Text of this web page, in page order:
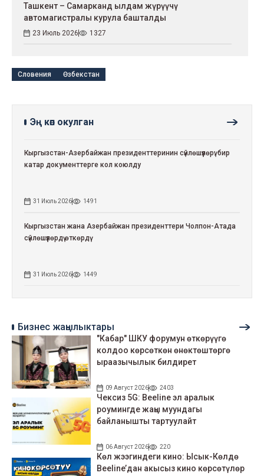
Ташкент – Самарканд ылдам жүрүүчү
автомагистралы курула башталды
23 Июль 2026 1327
Словения Өзбекстан
Эң көп окулган
Кыргызстан-Азербайжан президенттеринин сүйлөшүүлөрү: бир
катар документтерге кол коюлду
31 Июль 2026 1491
Кыргызстан жана Азербайжан президенттери Чолпон-Атада
сүйлөшүүлөрдү өткөрдү
31 Июль 2026 1449
Бизнес жаңылыктары
"Кабар" ШКУ форумун өткөрүүгө
колдоо көрсөткөн өнөктөштөргө
ыраазычылык билдирет
09 Август 2026 2403
Чексиз 5G: Beeline эл аралык
роумингде жаңы муундагы
байланышты тартуулайт
06 Август 2026 220
Көл жээгиндеги кино: Ысык-Көлдө
Beeline’дан акысыз кино көрсөтүлөр